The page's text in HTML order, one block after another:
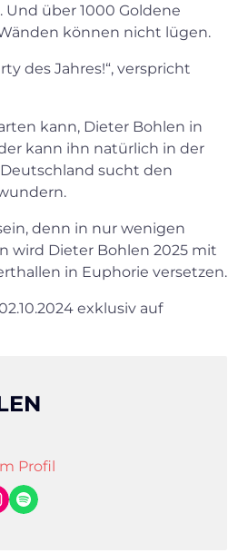
Und über 1000 Goldene
können nicht lügen.
des Jahres!“, verspricht
kann, Dieter Bohlen in
kann ihn natürlich in der
sucht den
denn in nur wenigen
wird Dieter Bohlen 2025 mit
in Euphorie versetzen.
exklusiv auf
Profil